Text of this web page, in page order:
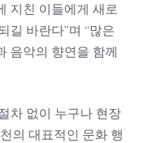
지친 이들에게 새로
길 바란다”며 “많은
음악의 향연을 함께
차 없이 누구나 현장
의 대표적인 문화 행